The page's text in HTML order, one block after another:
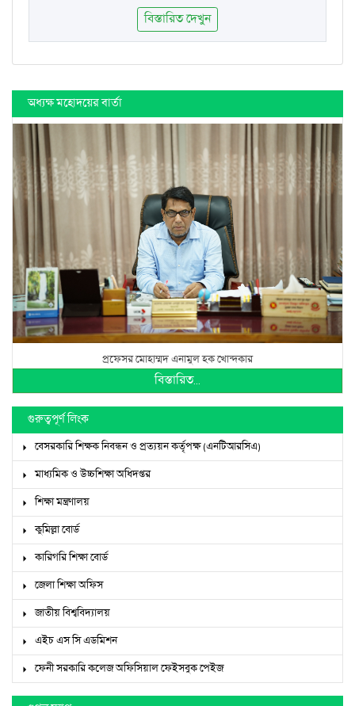
বিস্তারিত দেখুন
অধ্যক্ষ মহোদয়ের বার্তা
প্রফেসর মোহাম্মদ এনামুল হক খোন্দকার
বিস্তারিত...
গুরুত্বপূর্ণ লিংক
বেসরকারি শিক্ষক নিবন্ধন ও প্রত্যয়ন কর্তৃপক্ষ (এনটিআরসিএ)
মাধ্যমিক ও উচ্চশিক্ষা অধিদপ্তর
শিক্ষা মন্ত্রণালয়
কুমিল্লা বোর্ড
কারিগরি শিক্ষা বোর্ড
জেলা শিক্ষা অফিস
জাতীয় বিশ্ববিদ্যালয়
এইচ এস সি এডমিশন
ফেনী সরকারি কলেজ অফিসিয়াল ফেইসবুক পেইজ